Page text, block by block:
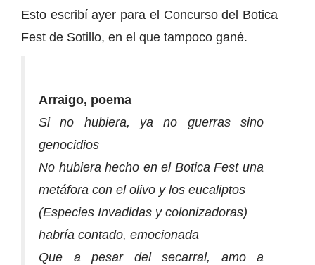
Esto escribí ayer para el Concurso del Botica
Fest de Sotillo, en el que tampoco gané.
Arraigo, poema
Si no hubiera, ya no guerras sino
genocidios
No hubiera hecho en el Botica Fest una
metáfora con el olivo y los eucaliptos
(Especies Invadidas y colonizadoras)
habría contado, emocionada
Que a pesar del secarral, amo a